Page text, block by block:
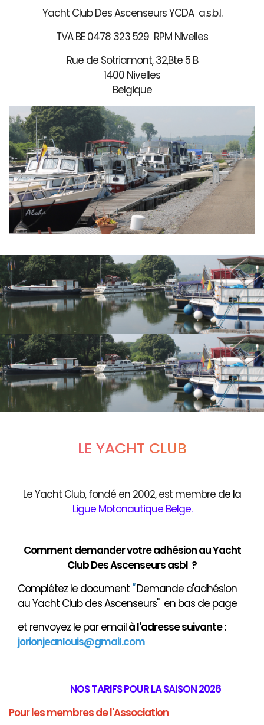
Yacht Club Des Ascenseurs YCDA a.s.b.l.
TVA BE 0478 323 529 RPM Nivelles
Rue de Sotriamont, 32,Bte 5 B
1400 Nivelles
Belgique
LE YACHT CLUB
Le Yacht Club, fondé en 2002, est membre de la
Ligue Motonautique Belge.
Comment demander votre adhésion au Yacht
Club Des Ascenseurs asbl ?
Complétez le document "Demande d'adhésion
au Yacht Club des Ascenseurs" en bas de page
et renvoyez le par emailàl'adresse suivante :
jorionjeanlouis@gmail.com
NOS TARIFS POUR LA SAISON 2026
Pour les membres de l'Association